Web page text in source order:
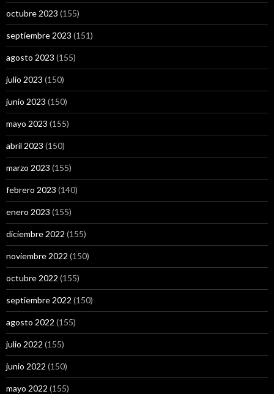
octubre 2023 (155)
septiembre 2023 (151)
agosto 2023 (155)
julio 2023 (150)
junio 2023 (150)
mayo 2023 (155)
abril 2023 (150)
marzo 2023 (155)
febrero 2023 (140)
enero 2023 (155)
diciembre 2022 (155)
noviembre 2022 (150)
octubre 2022 (155)
septiembre 2022 (150)
agosto 2022 (155)
julio 2022 (155)
junio 2022 (150)
mayo 2022 (155)